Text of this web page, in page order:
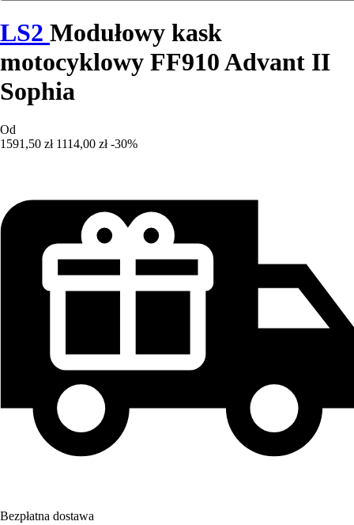
LS2 Modułowy kask
motocyklowy FF910 Advant II
Sophia
Od
1591,50 zł 1114,00 zł -30%
Bezpłatna dostawa